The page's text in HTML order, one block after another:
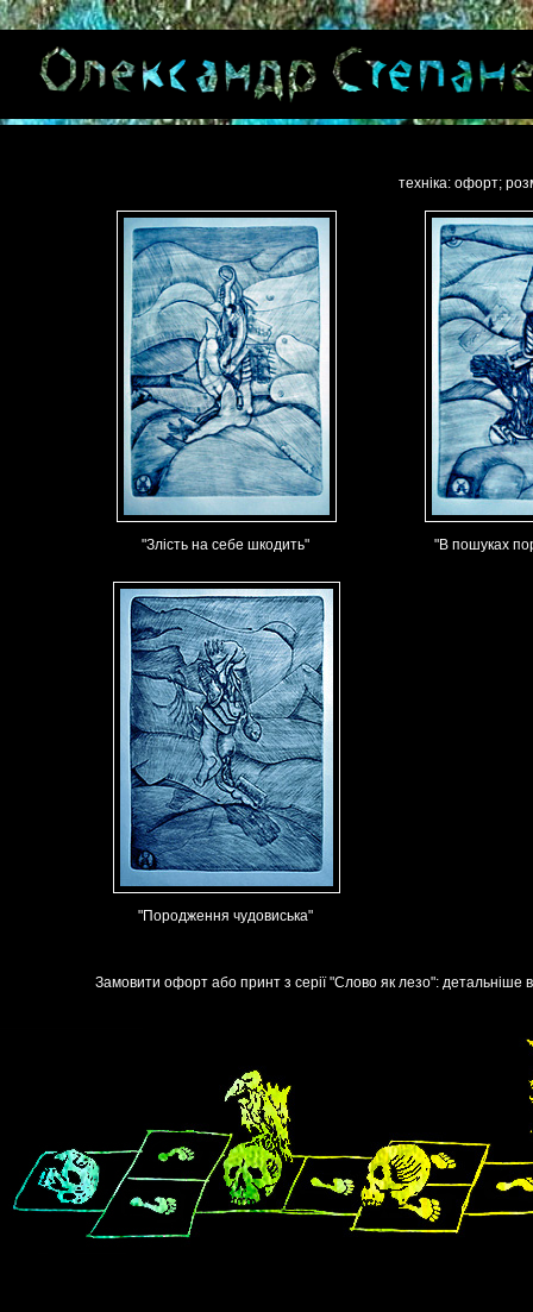
техніка: офорт;
"Злість на себе шкодить" "В пошуках
"Породження чудовиська"
Замовити офорт або принт з серії "Слово як лезо": детальніше